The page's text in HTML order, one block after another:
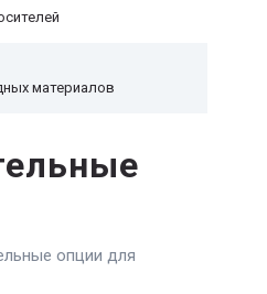
материалов
опции для